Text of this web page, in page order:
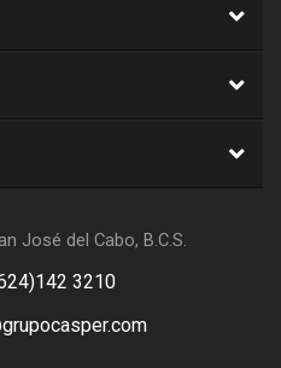
José del Cabo, B.C.S.
3210